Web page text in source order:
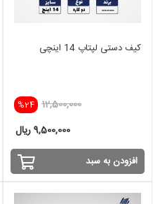
کیف دستی لپتاپ 14 اینچی
%24 12,500,000
9,500,000 ریال
افزودن به سبد